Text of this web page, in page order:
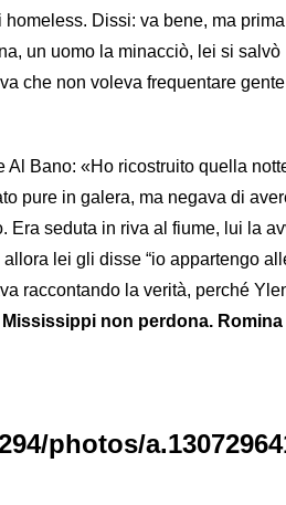
Dissi: va bene, ma
un uomo la minacciò, lei si salvò
che non voleva frequentare
Bano: «Ho ricostruito quella
pure in galera, ma negava di
Era seduta in riva al fiume, lui la
lei gli disse “io appartengo
raccontando la verità, perché
Mississippi non perdona. Romina
photos/